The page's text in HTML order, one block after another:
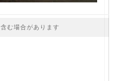
む場合があります